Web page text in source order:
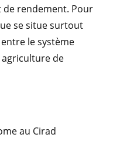
rendement. Pour
se situe surtout
le système
de
au Cirad